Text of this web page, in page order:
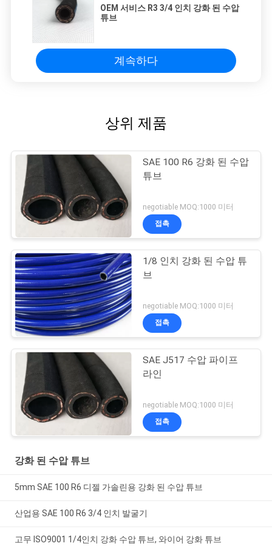
OEM 서비스 R3 3/4 인치 강화 된 수압
튜브
계속하다
상위 제품
SAE 100 R6 강화 된 수압
튜브
negotiable MOQ:1000 미터
접촉
1/8 인치 강화 된 수압 튜
브
negotiable MOQ:1000 미터
접촉
SAE J517 수압 파이프
라인
negotiable MOQ:1000 미터
접촉
강화 된 수압 튜브
5mm SAE 100 R6 디젤 가솔린용 강화 된 수압 튜브
산업용 SAE 100 R6 3/4 인치 발굴기
고무 ISO9001 1/4인치 강화 수압 튜브, 와이어 강화 튜브